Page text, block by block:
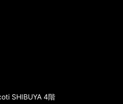
SHIBUYA 4階